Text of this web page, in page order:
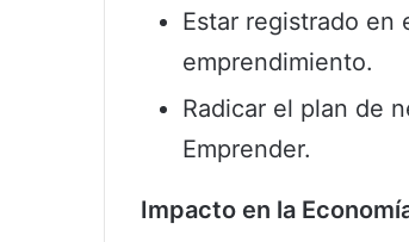
Estar registrado en
emprendimiento.
Radicar el plan de
Emprender.
Impacto en la